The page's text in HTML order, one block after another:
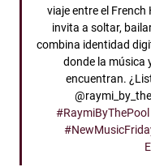
viaje entre el French
invita a soltar,
combina identidad
donde la música
encuentran.
#RaymiByThePool